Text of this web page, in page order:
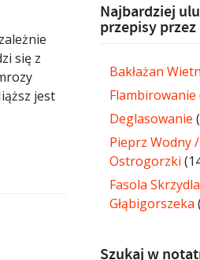
się z
jest
Najbardziej
przepisy
Bakłażan
Flambirowanie
Deglasowanie
Pieprz Wodny
Ostrogorzki
Fasola
Głąbigorszeka
Szukaj w